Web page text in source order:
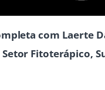
com Laerte
Setor Fitoterápico,